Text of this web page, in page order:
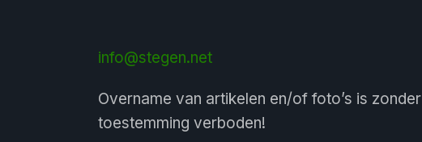
info@stegen.net
Overname van artikelen en/of foto’s is zonder
toestemming verboden!